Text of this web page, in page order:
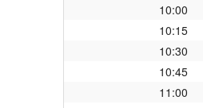
10:00
10:15
10:30
10:45
11:00